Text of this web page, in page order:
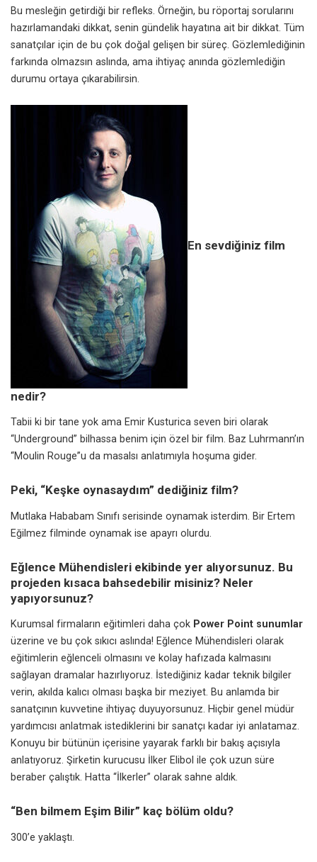
Bu mesleğin getirdiği bir refleks. Örneğin, bu röportaj sorularını
hazırlamandaki dikkat, senin gündelik hayatına ait bir dikkat. Tüm
sanatçılar için de bu çok doğal gelişen bir süreç. Gözlemlediğinin
farkında olmazsın aslında, ama ihtiyaç anında gözlemlediğin
durumu ortaya çıkarabilirsin.
En sevdiğiniz film
nedir?
Tabii ki bir tane yok ama Emir Kusturica seven biri olarak
“Underground” bilhassa benim için özel bir film. Baz Luhrmann’ın
“Moulin Rouge”u da masalsı anlatımıyla hoşuma gider.
Peki, “Keşke oynasaydım” dediğiniz film?
Mutlaka Hababam Sınıfı serisinde oynamak isterdim. Bir Ertem
Eğilmez filminde oynamak ise apayrı olurdu.
Eğlence Mühendisleri ekibinde yer alıyorsunuz. Bu
projeden kısaca bahsedebilir misiniz? Neler
yapıyorsunuz?
Kurumsal firmaların eğitimleri daha çok Power Point sunumlar
üzerine ve bu çok sıkıcı aslında! Eğlence Mühendisleri olarak
eğitimlerin eğlenceli olmasını ve kolay hafızada kalmasını
sağlayan dramalar hazırlıyoruz. İstediğiniz kadar teknik bilgiler
verin, akılda kalıcı olması başka bir meziyet. Bu anlamda bir
sanatçının kuvvetine ihtiyaç duyuyorsunuz. Hiçbir genel müdür
yardımcısı anlatmak istediklerini bir sanatçı kadar iyi anlatamaz.
Konuyu bir bütünün içerisine yayarak farklı bir bakış açısıyla
anlatıyoruz. Şirketin kurucusu İlker Elibol ile çok uzun süre
beraber çalıştık. Hatta “İlkerler” olarak sahne aldık.
“Ben bilmem Eşim Bilir” kaç bölüm oldu?
300’e yaklaştı.